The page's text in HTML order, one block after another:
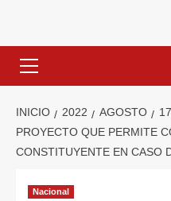
INICIO 2022 AGOSTO 17
PROYECTO QUE PERMITE
CONSTITUYENTE EN CASO
Nacional